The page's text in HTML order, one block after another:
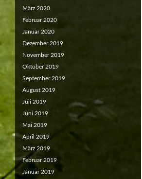
März 2020
Februar 2020
Januar 2020
Dezember 2019
November 2019
Oktober 2019
September 2019
August 2019
Juli 2019
Juni 2019
Mai 2019
April 2019
März 2019
Februar 2019
Januar 2019